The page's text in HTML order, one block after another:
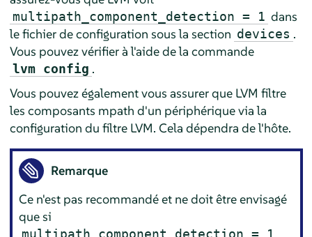
multipath_component_detection = 1 dans
le fichier de configuration sous la section devices .
Vous pouvez vérifier à l'aide de la commande
lvm config .
Vous pouvez également vous assurer que LVM filtre
les composants mpath d'un périphérique via la
configuration du filtre LVM. Cela dépendra de l'hôte.
Remarque
Ce n'est pas recommandé et ne doit être envisagé
que si
multipath_component_detection = 1